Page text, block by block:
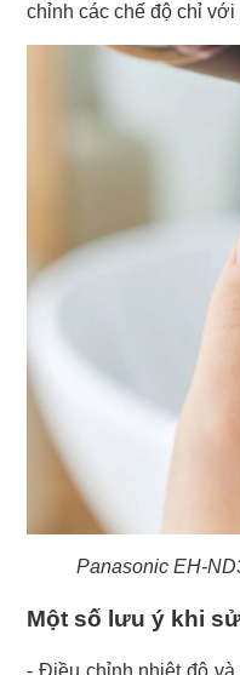
chỉnh các chế độ chỉ với
Panasonic EH-
Một số lưu ý khi